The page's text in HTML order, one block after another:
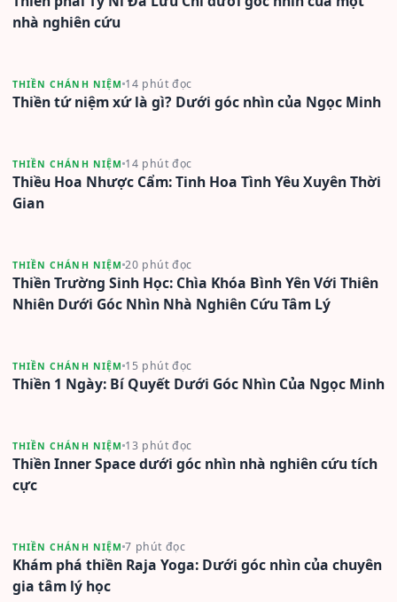
nhà nghiên cứu
THIỀN CHÁNH NIỆM 14 phút đọc
Thiền tứ niệm xứ là gì? Dưới góc nhìn của Ngọc Minh
THIỀN CHÁNH NIỆM 14 phút đọc
Thiều Hoa Nhược Cẩm: Tinh Hoa Tình Yêu Xuyên Thời
Gian
THIỀN CHÁNH NIỆM 20 phút đọc
Thiền Trường Sinh Học: Chìa Khóa Bình Yên Với Thiên
Nhiên Dưới Góc Nhìn Nhà Nghiên Cứu Tâm Lý
THIỀN CHÁNH NIỆM 15 phút đọc
Thiền 1 Ngày: Bí Quyết Dưới Góc Nhìn Của Ngọc Minh
THIỀN CHÁNH NIỆM 13 phút đọc
Thiền Inner Space dưới góc nhìn nhà nghiên cứu tích
cực
THIỀN CHÁNH NIỆM 7 phút đọc
Khám phá thiền Raja Yoga: Dưới góc nhìn của chuyên
gia tâm lý học